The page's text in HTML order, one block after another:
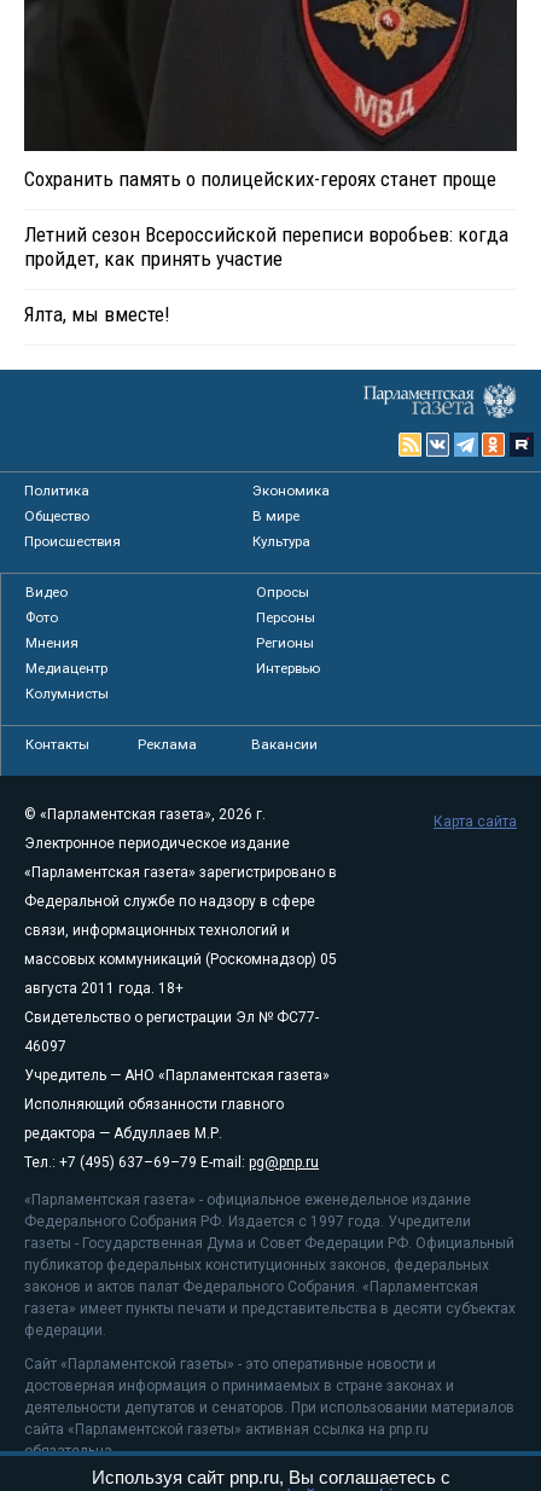
Сохранить память о полицейских-героях станет проще
Летний сезон Всероссийской переписи воробьев: когда
пройдет, как принять участие
Ялта, мы вместе!
Политика
Экономика
Общество
В мире
Происшествия
Культура
Видео
Опросы
Фото
Персоны
Мнения
Регионы
Медиацентр
Интервью
Колумнисты
Контакты Реклама Вакансии
© «Парламентская газета», 2026 г.
Электронное периодическое издание
«Парламентская газета» зарегистрировано в
Федеральной службе по надзору в сфере
связи, информационных технологий и
массовых коммуникаций (Роскомнадзор) 05
августа 2011 года. 18+
Свидетельство о регистрации Эл № ФС77-
46097
Учредитель — АНО «Парламентская газета»
Исполняющий обязанности главного
редактора — Абдуллаев М.Р.
Тел.: +7 (495) 637–69–79 E-mail: pg@pnp.ru
«Парламентская газета» - официальное еженедельное издание
Федерального Собрания РФ. Издается с 1997 года. Учредители
газеты - Государственная Дума и Совет Федерации РФ. Официальный
публикатор федеральных конституционных законов, федеральных
законов и актов палат Федерального Собрания. «Парламентская
газета» имеет пункты печати и представительства в десяти субъектах
федерации.
Сайт «Парламентской газеты» - это оперативные новости и
достоверная информация о принимаемых в стране законах и
деятельности депутатов и сенаторов. При использовании материалов
сайта «Парламентской газеты» активная ссылка на pnp.ru
обязательна.
На информационном ресурсе применяютсярекомендательные
Карта сайта
Используя сайт pnp.ru, Вы соглашаетесь с